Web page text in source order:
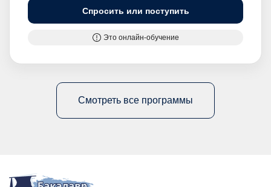
Спросить или поступить
Это онлайн-обучение
Смотреть все программы